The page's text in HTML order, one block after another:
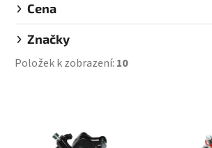
Cena
Značky
Položek k zobrazení: 10